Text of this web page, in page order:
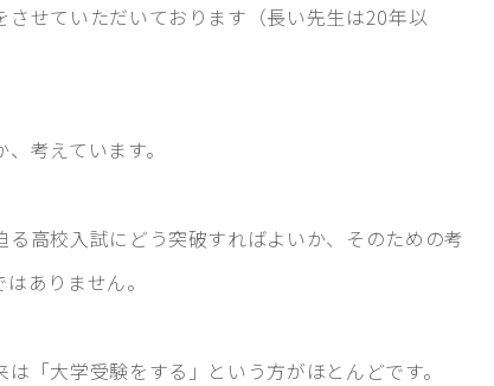
せていただいております（長い先生は20年以
考えています。
高校入試にどう突破すればよいか、そのための考
ありません。
「大学受験をする」という方がほとんどです。